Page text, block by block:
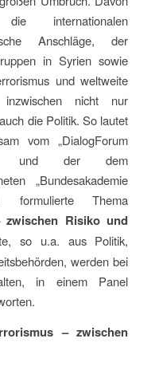
internationalen
Anschläge, der
in Syrien sowie
und weltweite
inzwischen nicht nur
die Politik. So lautet
vom „DialogForum
und der dem
„Bundesakademie
formulierte Thema
zwischen Risiko und
so u.a. aus Politik,
werden bei
in einem Panel
– zwischen